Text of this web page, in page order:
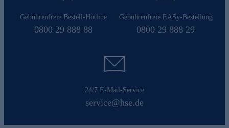
Gebührenfreie Bestell-Hotline
0800 29 888 88
Gebührenfreie EASy-Bestellung
0800 29 888 29
24/7 E-Mail-Service
service@hse.de